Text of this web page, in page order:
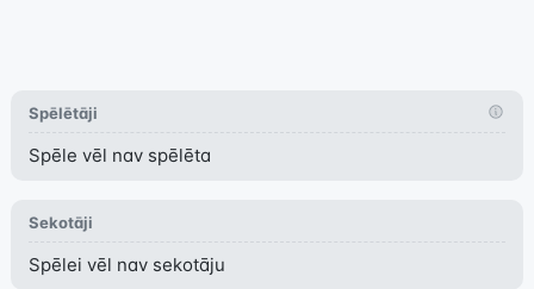
Spēlētāji
Spēle vēl nav spēlēta
Sekotāji
Spēlei vēl nav sekotāju